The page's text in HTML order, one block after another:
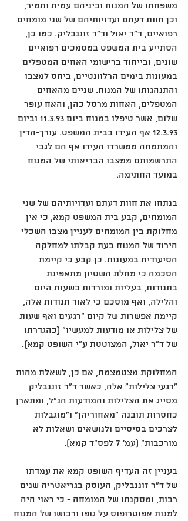
משפחתו של המנוח וביניהם עמית ותמיר,
וכן חוות דעתם ועדויותיהם של שני מומחים
רפואיים, ד"ר יאול וד"ר זוננבליק. כמו כן,
הסתייע בית המשפט במסמכים רפואיים
שונים, ובייחוד ברישומי האחים המטפלים
במעונות בימים הרלוונטיים, ביחס למצבו
והתנהגותו של המנוח. שניים מהאחים
המטפלים, האחות מרסל כהן, והאח עופר
שלום, אשר טיפלו במנוח ביום ‎11.3.93 וביום
‎12.3.93 אף העידו בבית המשפט. עורך-הדין
והמתמחה ממשרדו העידו אף הם לגבי
התרשמותם ממצבו הבריאותי של המנוח
במועד החתימה.
בנתחו את חוות דעתם ועדויותיהם של שני
המומחים, קבע בית המשפט קמא, כי אין
מחלוקת בין המומחים לעניין מצבו השכלי
הירוד של המנוח בעת קבלתו למחלקה
הסיעודית במעונות. כן קבע כי קיימת
הסכמה כי מחלת השטיון מתאפינת
בתנודות, בעליות ומורדות בשעות היום
והלילה, ואף מוסכם כי לאור תנודות אלה,
קיימת אפשרות של קיום "רגעים ואף שעות
של צלילות או מודעות למעשיו" (כהגדרתו
של ד"ר יאול, המצוטטת ע"י השופט קמא).
המחלוקת מצטמצמת, אם כן, לשאלת מהות
"רגעי צלילות" אלה, כאשר ד"ר זוננבליק
מסייג את הצלילות והמודעות הנ"ל, ומתארן
כחסרות תובנה "מאחוריהן" ו"מוגבלות
לצרכים בסיסיים ולנושאים ושאלות לא
מורכבות" (עמ' ‎7 לפס"ד קמא).
בעניין זה העדיף השופט קמא את עמדתו
של ד"ר זוננבליק, העוסק בגריאטריה שנים
רבות, ומסקנתו של המומחה - כי ראוי היה
למנות אפוטרופוס על גופו ורכושו של המנוח